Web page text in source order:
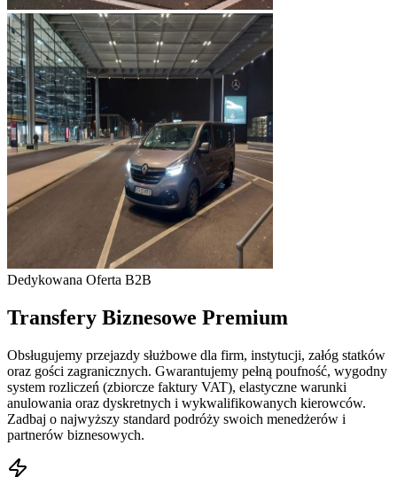
Dedykowana Oferta B2B
Transfery Biznesowe Premium
Obsługujemy przejazdy służbowe dla firm, instytucji, załóg statków
oraz gości zagranicznych. Gwarantujemy pełną poufność, wygodny
system rozliczeń (zbiorcze faktury VAT), elastyczne warunki
anulowania oraz dyskretnych i wykwalifikowanych kierowców.
Zadbaj o najwyższy standard podróży swoich menedżerów i
partnerów biznesowych.